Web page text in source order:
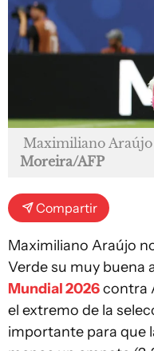
Maximiliano Araújo
Moreira/AFP
Compartir
Maximiliano Araújo
Verde su muy buena
Mundial 2026contra
el extremo de la
importante para que